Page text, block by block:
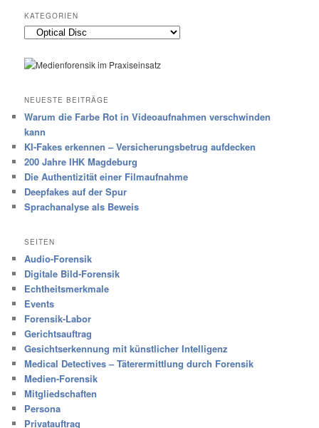
KATEGORIEN
Kategorien
NEUESTE BEITRÄGE
Warum die Farbe Rot in Videoaufnahmen verschwinden
kann
KI-Fakes erkennen – Versicherungsbetrug aufdecken
200 Jahre IHK Magdeburg
Die Authentizität einer Filmaufnahme
Deepfakes auf der Spur
Sprachanalyse als Beweis
SEITEN
Audio-Forensik
Digitale Bild-Forensik
Echtheitsmerkmale
Events
Forensik-Labor
Gerichtsauftrag
Gesichtserkennung mit künstlicher Intelligenz
Medical Detectives – Täterermittlung durch Forensik
Medien-Forensik
Mitgliedschaften
Persona
Privatauftrag